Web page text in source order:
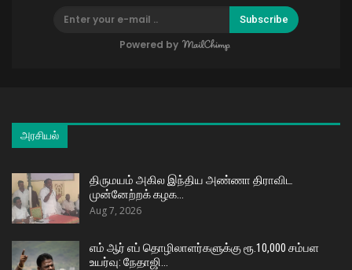
Subscribe
Powered by
அரசியல்
திருமயம் அகில இந்திய அண்ணா திராவிட
முன்னேற்றக் கழக…
Aug 7, 2026
எம் ஆர் எப் தொழிலாளர்களுக்கு ரூ.10,000 சம்பள
உயர்வு: நேதாஜி…